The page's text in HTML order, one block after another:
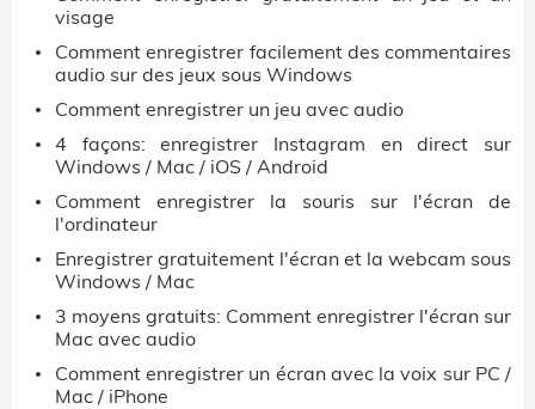
visage
Comment enregistrer facilement des commentaires
audio sur des jeux sous Windows
Comment enregistrer un jeu avec audio
4 façons: enregistrer Instagram en direct sur
Windows / Mac / iOS / Android
Comment enregistrer la souris sur l'écran de
l'ordinateur
Enregistrer gratuitement l'écran et la webcam sous
Windows / Mac
3 moyens gratuits: Comment enregistrer l'écran sur
Mac avec audio
Comment enregistrer un écran avec la voix sur PC /
Mac / iPhone